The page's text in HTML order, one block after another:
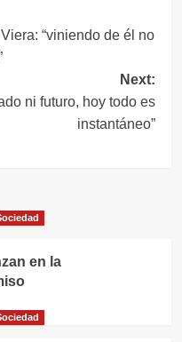
“viniendo de él no
Next:
ni futuro, hoy todo es
instantáneo”
en la